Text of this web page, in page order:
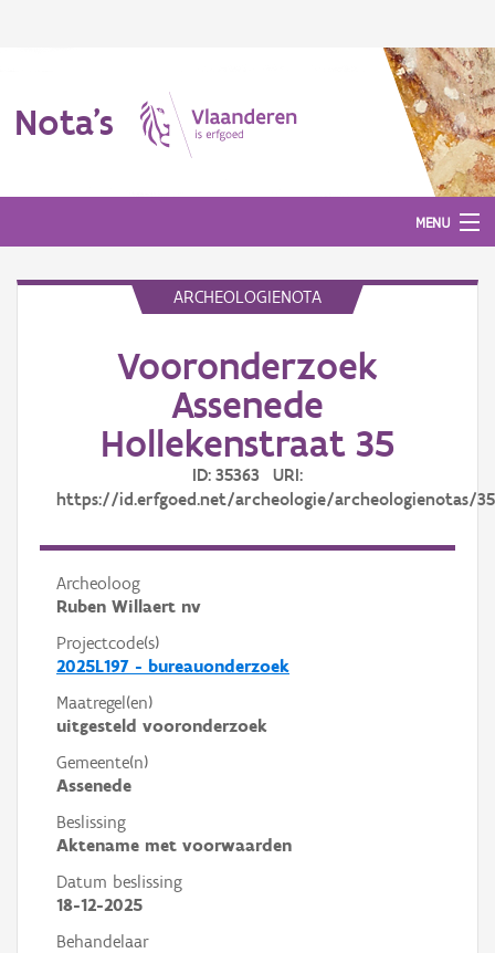
Nota's
MENU
ARCHEOLOGIENOTA
Vooronderzoek
Assenede
Hollekenstraat 35
ID: 35363 URI:
https://id.erfgoed.net/archeologie/archeologienotas/
Archeoloog
Ruben Willaert nv
Projectcode(s)
2025L197 - bureauonderzoek
Maatregel(en)
uitgesteld vooronderzoek
Gemeente(n)
Assenede
Beslissing
Aktename met voorwaarden
Datum beslissing
18-12-2025
Behandelaar